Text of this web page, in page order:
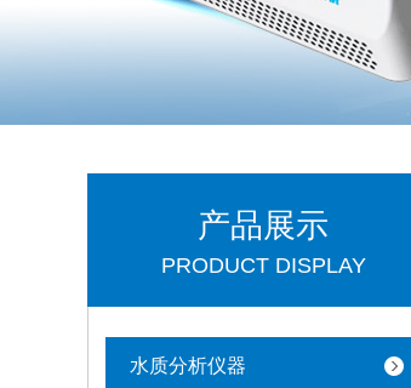
产品展示
PRODUCT DISPLAY
水质分析仪器